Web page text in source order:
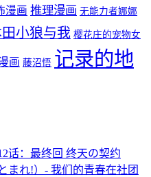
漫画 推理漫画 无能力者娜娜
小狼与我 樱花庄的宠物女
画 藤沼悟 记录的地
话：最终回 终天の契约
まれ!）- 我们的青春在社团